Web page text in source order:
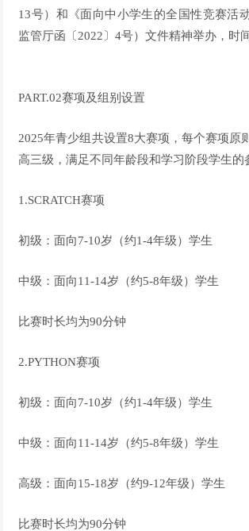
13号）和《面向中小学生的全国性竞赛活
监管厅函〔2022〕4号）文件精神举办，时
PART.02赛项及组别设置
2025年青少组共设置8大赛项 ，每个赛项原
高三级，满足不同年龄段和学习阶段学生的
1.SCRATCH赛项
初级：面向7-10岁（约1-4年级）学生
中级：面向11-14岁（约5-8年级）学生
比赛时长均为90分钟
2.PYTHON赛项
初级：面向7-10岁（约1-4年级）学生
中级：面向11-14岁（约5-8年级）学生
高级：面向15-18岁（约9-12年级）学生
比赛时长均为90分钟